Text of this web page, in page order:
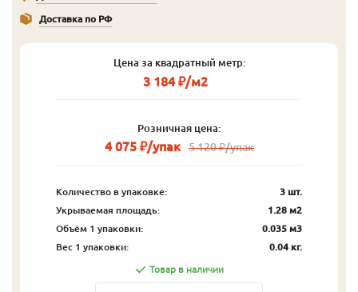
Доставка по РФ
Цена за квадратный метр:
3 184 ₽/м2
Розничная цена:
4 075 ₽/упак 5 120 ₽/упак
Количество в упаковке:
3 шт.
Укрываемая площадь:
1.28 м2
Объём 1 упаковки:
0.035 м3
Вес 1 упаковки:
0.04 кг.
Товар в наличии